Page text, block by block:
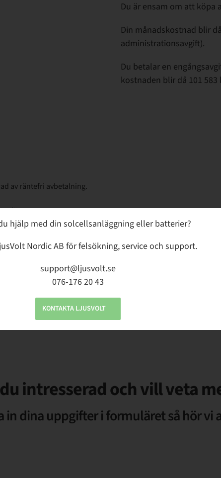
Du är ensam om att köpa
Din månadskostnad blir
administrationsavgift).
Du betalar en
kostnaden blir då 101 583
av räntefri avbetalning.
om dig själv.
kollar så att allt är i sin ordning.
Kredits räntefria avbetalning.
din anläggning till Wasa Kredit.
intresserad och vill veta
in dina uppgifter i formuläret så hör vi
hjälp med din solcellsanläggning eller batterier?
Nordic AB för felsökning, service och support.
support@ljusvolt.se
076-176 20 43
KONTAKTA LJUSVOLT